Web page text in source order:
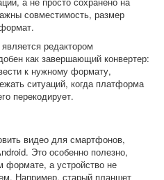
совместимость, размер
редактором
как завершающий конвертер:
к нужному формату,
ситуаций, когда платформа
перекодирует.
видео для смартфонов,
Это особенно полезно,
а устройство не
Например, старый планшет